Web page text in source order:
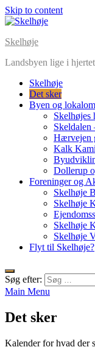
Skip to content
Skelhøje
Landsbyen lige i
Skelhøje
Det sker
Byen og
Skelhøjes
Skeldalen
Hærvejen
Kalk
Dollerup
Foreninger og
Skelhøje
Skelhøje
Skelhøje
Skelhøje
Flyt til Skelhøje?
Søg efter:
Main Menu
Det sker
Kalender for hvad der